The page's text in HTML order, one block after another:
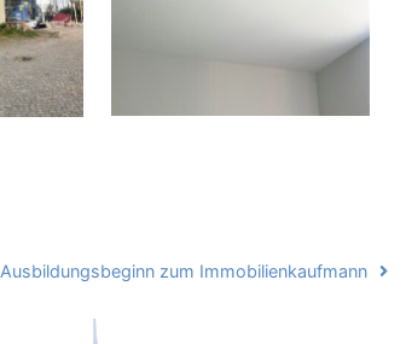
Ausbildungsbeginn zum Immobilienkaufmann